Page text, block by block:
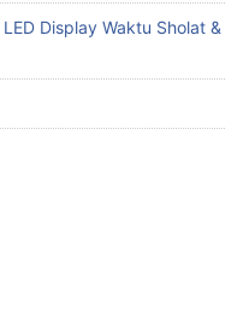
Display Waktu Sholat &